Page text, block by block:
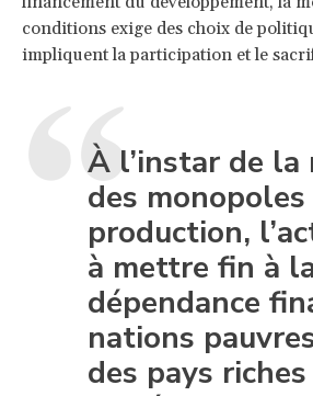
conditions exige des choix de
impliquent la participation et le
À l’instar de la
des monopoles
production,
à mettre fin à
dépendance
nations
des pays